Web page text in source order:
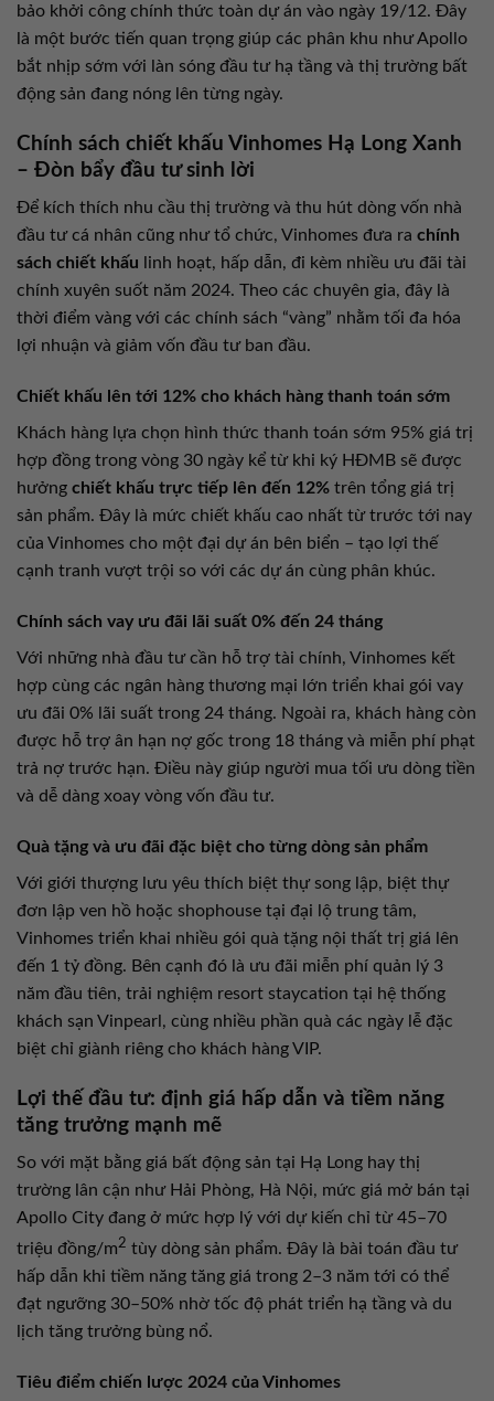
bảo khởi công chính thức toàn dự án vào ngày 19/12. Đây
là một bước tiến quan trọng giúp các phân khu như Apollo
bắt nhịp sớm với làn sóng đầu tư hạ tầng và thị trường bất
động sản đang nóng lên từng ngày.
Chính sách chiết khấu Vinhomes Hạ Long Xanh
– Đòn bẩy đầu tư sinh lời
Để kích thích nhu cầu thị trường và thu hút dòng vốn nhà
đầu tư cá nhân cũng như tổ chức, Vinhomes đưa ra chính
sách chiết khấu linh hoạt, hấp dẫn, đi kèm nhiều ưu đãi tài
chính xuyên suốt năm 2024. Theo các chuyên gia, đây là
thời điểm vàng với các chính sách “vàng” nhằm tối đa hóa
lợi nhuận và giảm vốn đầu tư ban đầu.
Chiết khấu lên tới 12% cho khách hàng thanh toán sớm
Khách hàng lựa chọn hình thức thanh toán sớm 95% giá trị
hợp đồng trong vòng 30 ngày kể từ khi ký HĐMB sẽ được
hưởng chiết khấu trực tiếp lên đến 12% trên tổng giá trị
sản phẩm. Đây là mức chiết khấu cao nhất từ trước tới nay
của Vinhomes cho một đại dự án bên biển – tạo lợi thế
cạnh tranh vượt trội so với các dự án cùng phân khúc.
Chính sách vay ưu đãi lãi suất 0% đến 24 tháng
Với những nhà đầu tư cần hỗ trợ tài chính, Vinhomes kết
hợp cùng các ngân hàng thương mại lớn triển khai gói vay
ưu đãi 0% lãi suất trong 24 tháng. Ngoài ra, khách hàng còn
được hỗ trợ ân hạn nợ gốc trong 18 tháng và miễn phí phạt
trả nợ trước hạn. Điều này giúp người mua tối ưu dòng tiền
và dễ dàng xoay vòng vốn đầu tư.
Quà tặng và ưu đãi đặc biệt cho từng dòng sản phẩm
Với giới thượng lưu yêu thích biệt thự song lập, biệt thự
đơn lập ven hồ hoặc shophouse tại đại lộ trung tâm,
Vinhomes triển khai nhiều gói quà tặng nội thất trị giá lên
đến 1 tỷ đồng. Bên cạnh đó là ưu đãi miễn phí quản lý 3
năm đầu tiên, trải nghiệm resort staycation tại hệ thống
khách sạn Vinpearl, cùng nhiều phần quà các ngày lễ đặc
biệt chỉ giành riêng cho khách hàng VIP.
Lợi thế đầu tư: định giá hấp dẫn và tiềm năng
tăng trưởng mạnh mẽ
So với mặt bằng giá bất động sản tại Hạ Long hay thị
trường lân cận như Hải Phòng, Hà Nội, mức giá mở bán tại
Apollo City đang ở mức hợp lý với dự kiến chỉ từ 45–70
triệu đồng/m2 tùy dòng sản phẩm. Đây là bài toán đầu tư
hấp dẫn khi tiềm năng tăng giá trong 2–3 năm tới có thể
đạt ngưỡng 30–50% nhờ tốc độ phát triển hạ tầng và du
lịch tăng trưởng bùng nổ.
Tiêu điểm chiến lược 2024 của Vinhomes